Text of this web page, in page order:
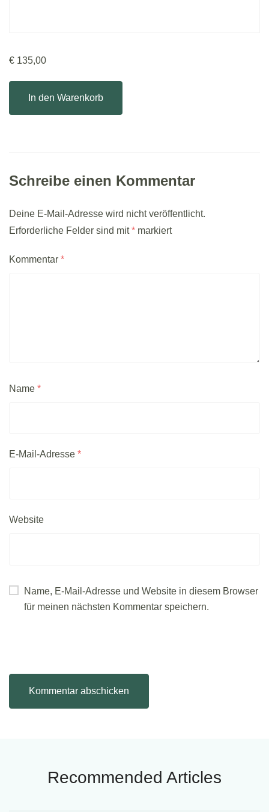
€ 135,00
In den Warenkorb
Schreibe einen Kommentar
Deine E-Mail-Adresse wird nicht veröffentlicht.
Erforderliche Felder sind mit* markiert
Kommentar *
Name *
E-Mail-Adresse *
Website
Name, E-Mail-Adresse und Website in diesem Browser
für meinen nächsten Kommentar speichern.
Recommended Articles